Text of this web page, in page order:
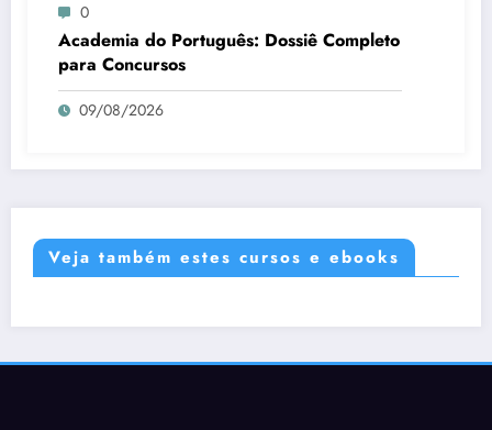
0
Academia do Português: Dossiê Completo
para Concursos
09/08/2026
Veja também estes cursos e ebooks